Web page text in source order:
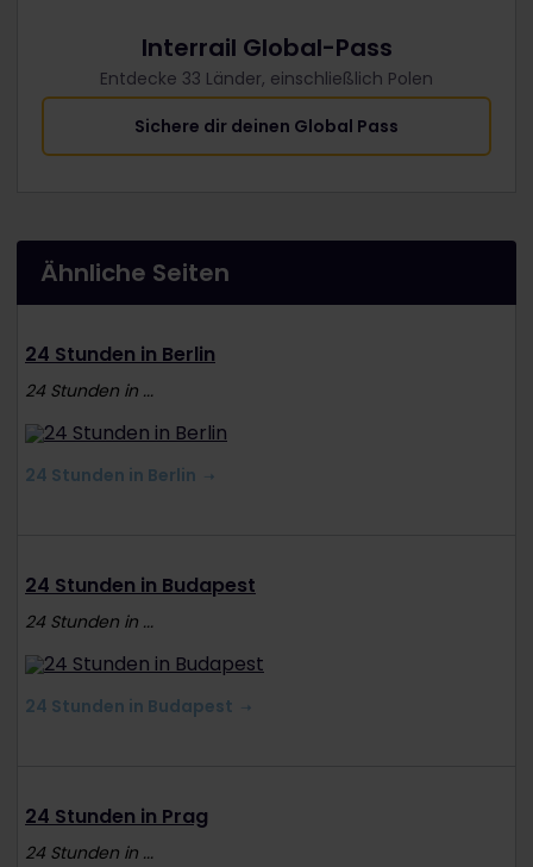
Interrail Global-Pass
Entdecke 33 Länder, einschließlich Polen
Sichere dir deinen Global Pass
Ähnliche Seiten
24 Stunden in Berlin
24 Stunden in ...
24 Stunden in Berlin
24 Stunden in Budapest
24 Stunden in ...
24 Stunden in Budapest
24 Stunden in Prag
24 Stunden in ...